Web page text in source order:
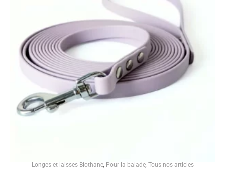
Longes et laisses Biothane, Pour la balade, Tous nos articles